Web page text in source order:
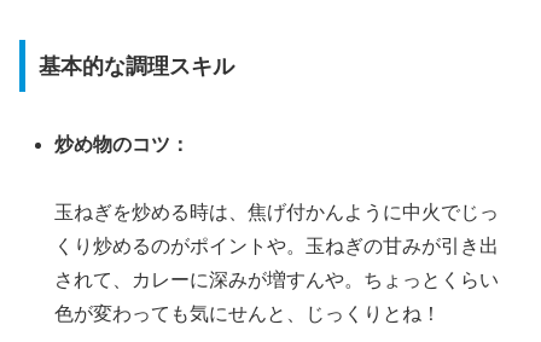
基本的な調理スキル
炒め物のコツ：
玉ねぎを炒める時は、焦げ付かんように中火でじっ
くり炒めるのがポイントや。玉ねぎの甘みが引き出
されて、カレーに深みが増すんや。ちょっとくらい
色が変わっても気にせんと、じっくりとね！